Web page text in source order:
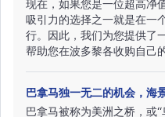
现在，如果您是一位超高净
吸引力的选择之一就是在一
行。因此，我们为您提供了
帮助您在波多黎各收购自己
巴拿马独一无二的机会，海
巴拿马被称为美洲之桥，或